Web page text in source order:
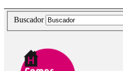
Buscador